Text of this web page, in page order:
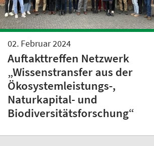
02. Februar 2024
Auftakttreffen Netzwerk
„Wissenstransfer aus der
Ökosystemleistungs-,
Naturkapital- und
Biodiversitätsforschung“